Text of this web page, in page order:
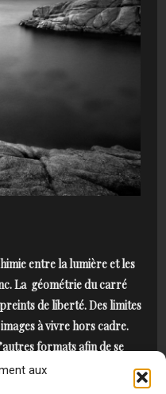
aux
entre la lumière et les
La géométrie du carré
de liberté. Des limites
à vivre hors cadre.
formats afin de se
plus vraie, plus authentique
concentrés, « carréifiés » et